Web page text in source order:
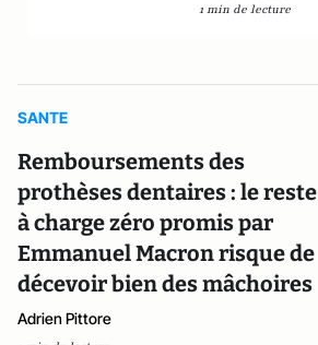
1 min de lecture
SANTE
Remboursements des
prothèses dentaires : le reste
à charge zéro promis par
Emmanuel Macron risque de
décevoir bien des mâchoires
Adrien Pittore